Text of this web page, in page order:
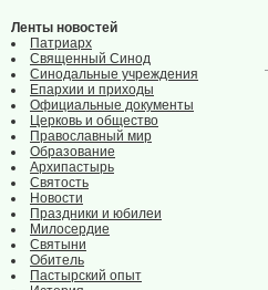
Ленты новостей
Патриарх
Священный Синод
Синодальные учреждения
Епархии и приходы
Официальные документы
Церковь и общество
Православный мир
Образование
Архипастырь
Святость
Новости
Праздники и юбилеи
Милосердие
Святыни
Обитель
Пастырский опыт